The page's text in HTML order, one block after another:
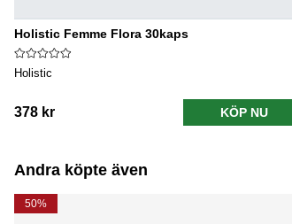
Holistic Femme Flora 30kaps
Holistic
378 kr KÖP NU
Andra köpte även
50%